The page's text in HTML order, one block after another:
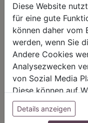
Unser Sortiment steht für
positives Lebensgefühl.
schenken natürliche,
Momente für harmonische
zu Hause – den Ort, an
Menschen sich geborgen
positive Energie
REGIONALITÄT
Diese Website
für eine gute
können daher vom
werden, wenn Sie
Andere Cookies
Analysezwecken
von Sozial Media
Diese können auf
sie unsere
Einwilligung zu
Details anzeigen